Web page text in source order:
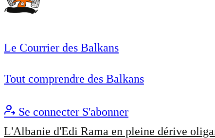
Le Courrier des Balkans
Tout comprendre des Balkans
Se connecter S'abonner
L'Albanie d'Edi Rama en pleine dérive